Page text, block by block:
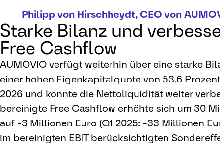
Philipp von Hirschheydt, CEO von
Starke Bilanz und
Free Cashflow
AUMOVIO verfügt weiterhin über eine starke
einer hohen Eigenkapitalquote von 53,6
2026 und konnte die Nettoliquidität weiter
bereinigte Free Cashflow erhöhte sich um 30
auf -3 Millionen Euro (Q1 2025: -33 Millionen
im bereinigten EBIT berücksichtigten